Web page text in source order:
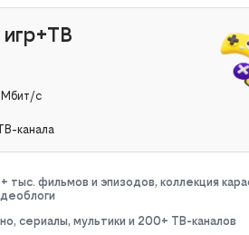
Мбит/с
канала
тыс. фильмов и эпизодов, коллекция
сериалы, мультики и 200+ ТВ-каналов